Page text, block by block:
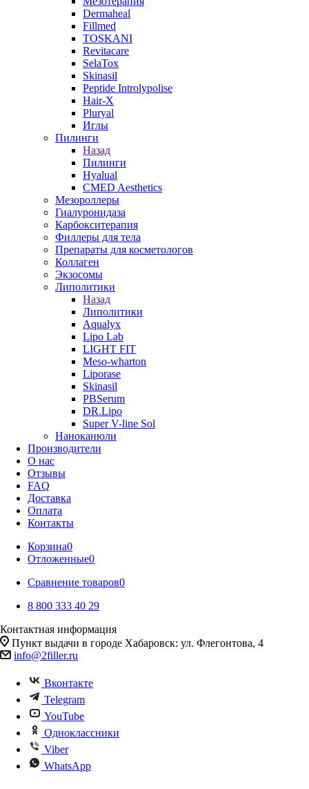
Dermaheal
Fillmed
TOSKANI
Revitacare
SelaTox
Skinasil
Peptide Introlypolise
Hair-X
Pluryal
Иглы
Пилинги
Назад
Пилинги
Hyalual
CMED Aesthetics
Мезороллеры
Гиалуронидаза
Карбокситерапия
Филлеры для тела
Препараты для косметологов
Коллаген
Экзосомы
Липолитики
Назад
Липолитики
Aqualyx
Lipo Lab
LIGHT FIT
Meso-wharton
Liporase
Skinasil
PBSerum
DR.Lipo
Super V-line Sol
Наноканюли
Производители
О нас
Отзывы
FAQ
Доставка
Оплата
Контакты
Корзина0
Отложенные0
Сравнение товаров0
8 800 333 40 29
Контактная информация
Пункт выдачи в городе Хабаровск: ул. Флегонтова, 4
info@2filler.ru
Вконтакте
Telegram
YouTube
Одноклассники
Viber
WhatsApp